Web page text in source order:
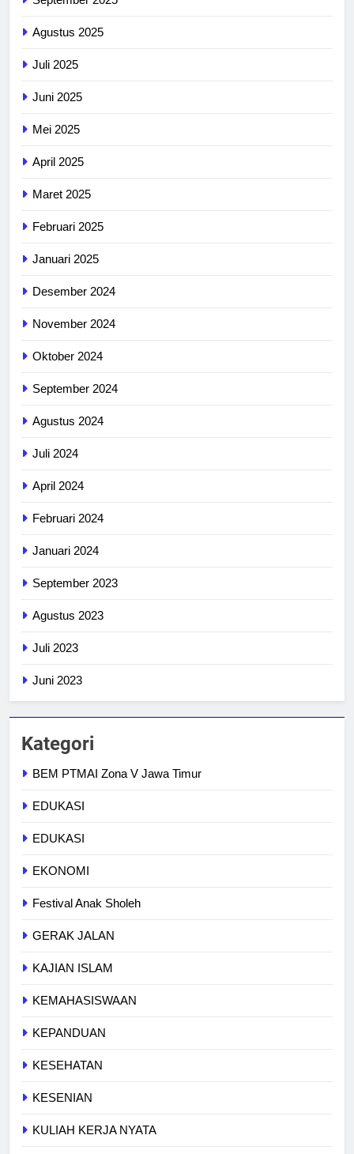
Agustus 2025
Juli 2025
Juni 2025
Mei 2025
April 2025
Maret 2025
Februari 2025
Januari 2025
Desember 2024
November 2024
Oktober 2024
September 2024
Agustus 2024
Juli 2024
April 2024
Februari 2024
Januari 2024
September 2023
Agustus 2023
Juli 2023
Juni 2023
Kategori
BEM PTMAI Zona V Jawa Timur
EDUKASI
EDUKASI
EKONOMI
Festival Anak Sholeh
GERAK JALAN
KAJIAN ISLAM
KEMAHASISWAAN
KEPANDUAN
KESEHATAN
KESENIAN
KULIAH KERJA NYATA